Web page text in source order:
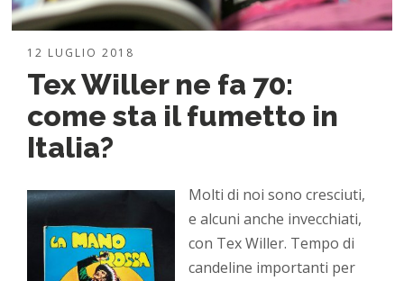
12 LUGLIO 2018
Tex Willer ne fa 70:
come sta il fumetto in
Italia?
Molti di noi sono cresciuti,
e alcuni anche invecchiati,
con Tex Willer. Tempo di
candeline importanti per